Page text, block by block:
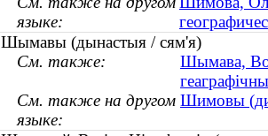
языке:
Шымавы (дынастыя / сям'я)
См. также:
Шымава,
См. также на другом
языке:
Шимовы